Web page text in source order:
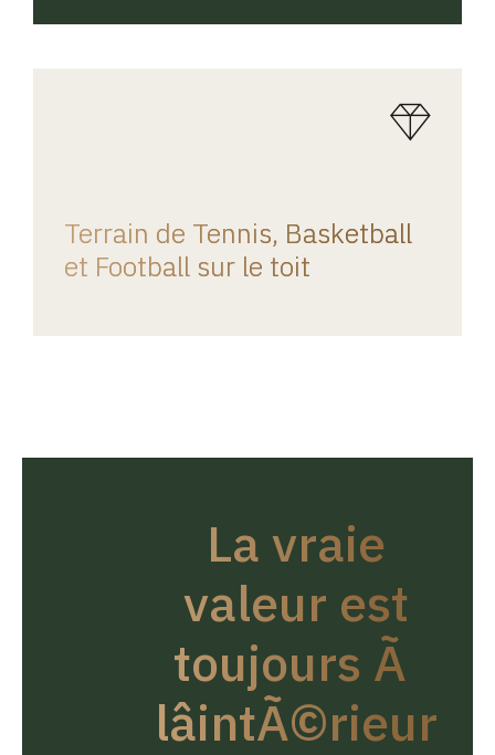
Terrain de Tennis, Basketball
et Football sur le toit
La vraie
valeur est
toujours Ã
lâintÃ©rieur